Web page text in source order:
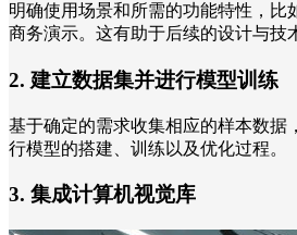
明确使用场景和所需的功能特性，比
商务演示。这有助于后续的设计与技
2. 建立数据集并进行模型训练
基于确定的需求收集相应的样本数据
行模型的搭建、训练以及优化过程。
3. 集成计算机视觉库